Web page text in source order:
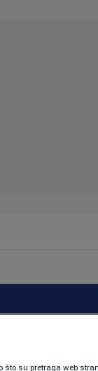
što su pretraga web